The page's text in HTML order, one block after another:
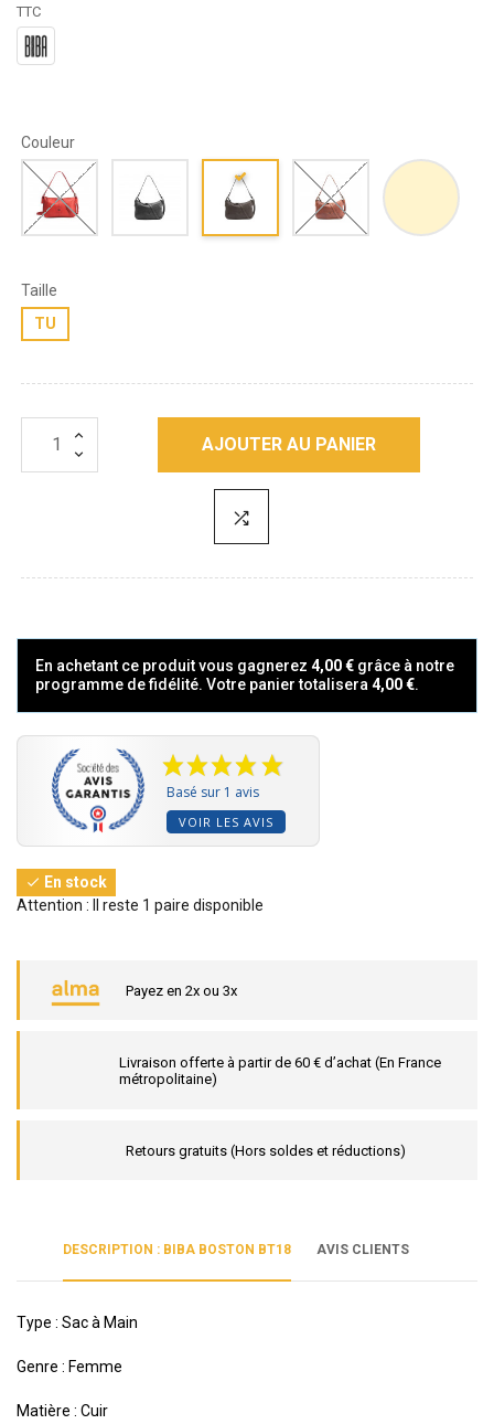
TTC
Couleur
Taille
TU
AJOUTER AU PANIER
En achetant ce produit vous gagnerez 4,00 € grâce à notre
programme de fidélité. Votre panier totalisera 4,00 €.
Basé sur 1 avis
VOIR LES AVIS
 En stock
Attention : Il reste 1 paire disponible
Payez en 2x ou 3x
Livraison offerte à partir de 60 € d’achat (En France
métropolitaine)
Retours gratuits (Hors soldes et réductions)
DESCRIPTION : BIBA BOSTON BT18 AVIS CLIENTS
Type : Sac à Main
Genre : Femme
Matière : Cuir